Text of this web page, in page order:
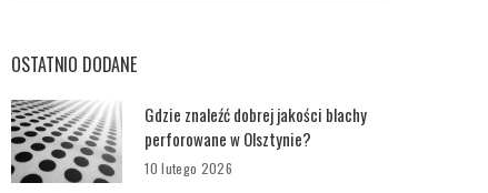
OSTATNIO DODANE
Gdzie znaleźć dobrej jakości blachy
perforowane w Olsztynie?
10 lutego 2026